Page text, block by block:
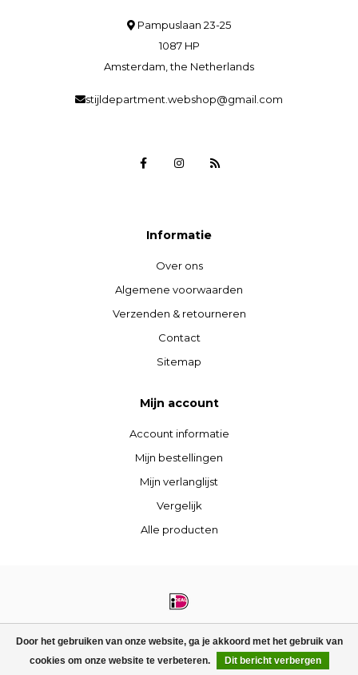
Door het gebruiken van onze website, ga je akkoord met het gebruik van
cookies om onze website te verbeteren.
Dit bericht verbergen
Pampuslaan 23-25
1087 HP
Amsterdam, the Netherlands
stijldepartment.webshop@gmail.com
Informatie
Over ons
Algemene voorwaarden
Verzenden & retourneren
Contact
Sitemap
Mijn account
Account informatie
Mijn bestellingen
Mijn verlanglijst
Vergelijk
Alle producten
© Copyright 2026 STIJLdepartment - Powered byLightspeed- Theme by
Dyvelopment